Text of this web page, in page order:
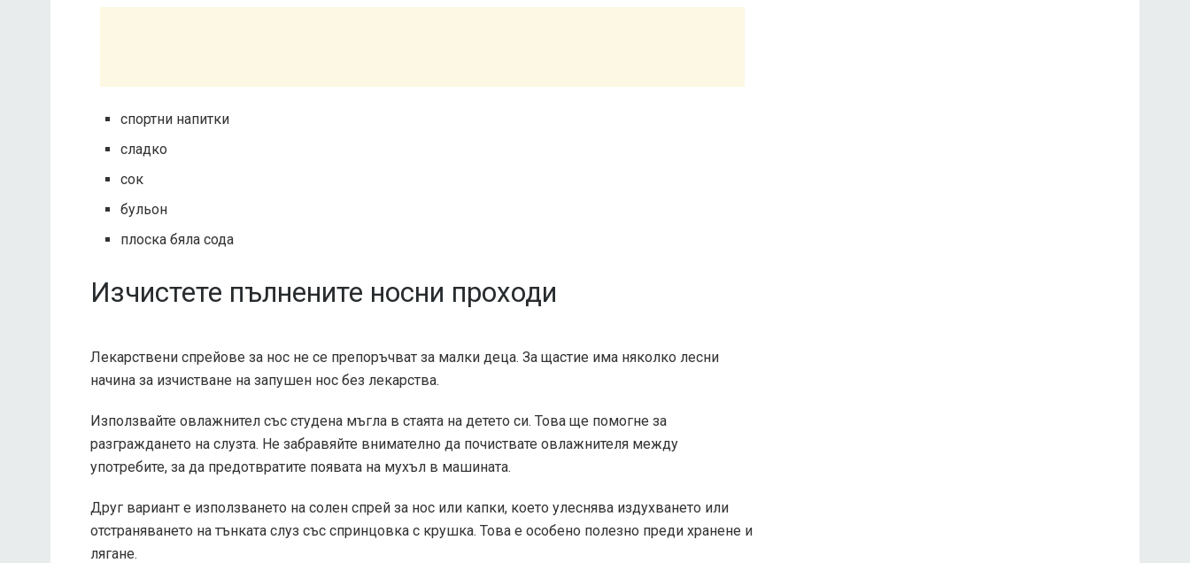
спортни напитки
сладко
сок
бульон
плоска бяла сода
Изчистете пълнените носни проходи
Лекарствени спрейове за нос не се препоръчват за малки деца. За щастие има няколко лесни
начина за изчистване на запушен нос без лекарства.
Използвайте овлажнител със студена мъгла в стаята на детето си. Това ще помогне за
разграждането на слузта. Не забравяйте внимателно да почиствате овлажнителя между
употребите, за да предотвратите появата на мухъл в машината.
Друг вариант е използването на солен спрей за нос или капки, което улеснява издухването или
отстраняването на тънката слуз със спринцовка с крушка. Това е особено полезно преди хранене и
лягане.